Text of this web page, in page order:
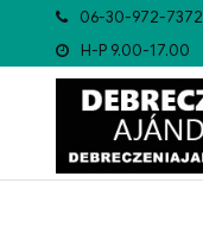
06-30-972-7372
H-P 9.00-17.00